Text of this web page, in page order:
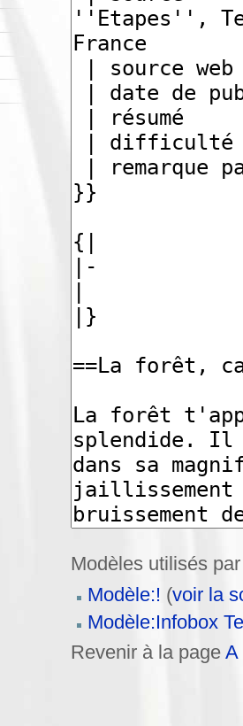
Modèles utilisés
Modèle:! (voir la
Modèle:Infobox
Revenir à la page A